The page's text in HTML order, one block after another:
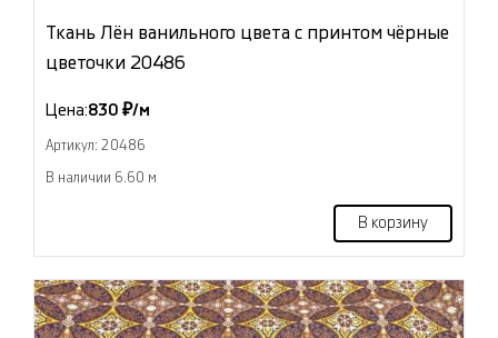
Ткань Лён ванильного цвета с принтом чёрные
цветочки 20486
Цена:830 ₽/м
Артикул: 20486
В наличии 6.60 м
В корзину